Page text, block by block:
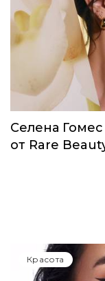
Селена
от Rare
Красота